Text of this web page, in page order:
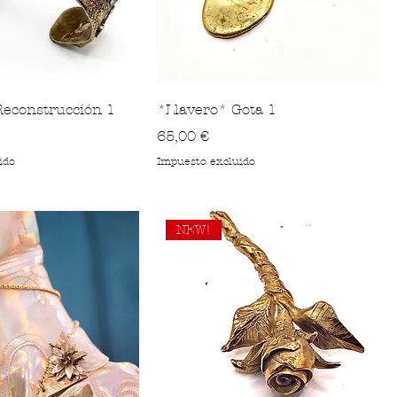
1
*Llavero* Gota 1
Precio
65,00 €
Impuesto excluido
NEW!